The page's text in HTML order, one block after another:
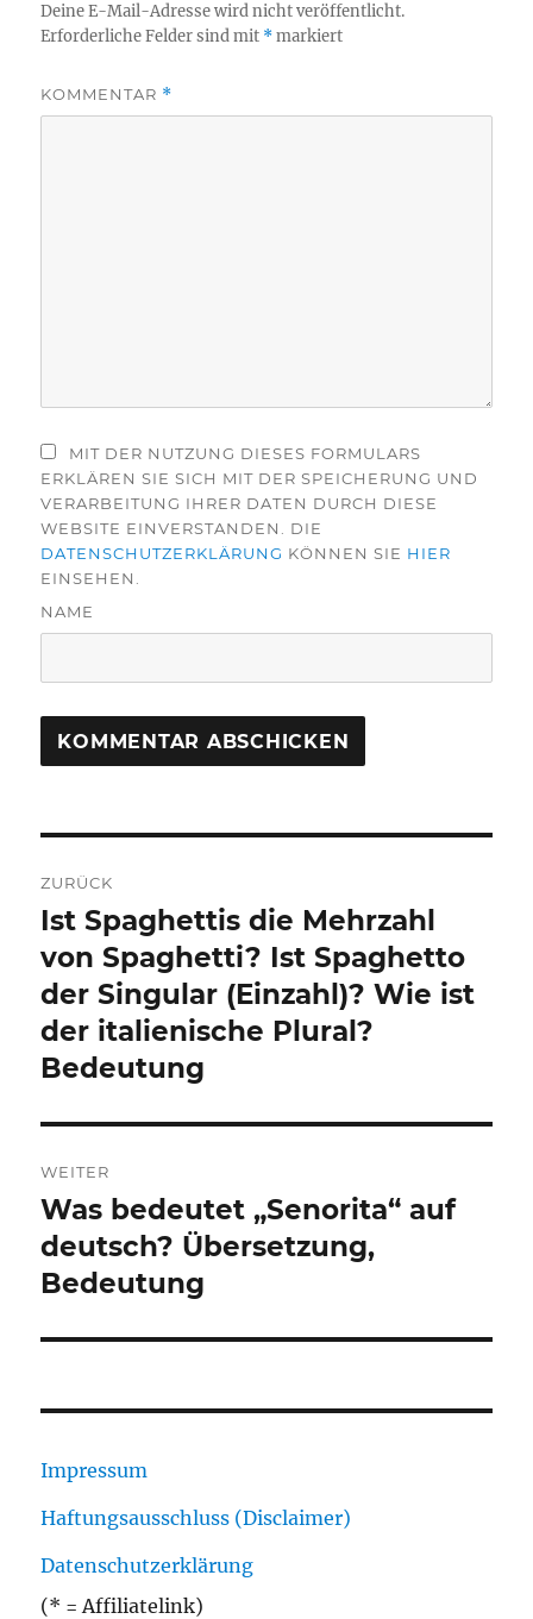
Deine E-Mail-Adresse wird nicht veröffentlicht.
Erforderliche Felder sind mit *markiert
KOMMENTAR *
MIT DER NUTZUNG DIESES FORMULARS
ERKLÄREN SIE SICH MIT DER SPEICHERUNG UND
VERARBEITUNG IHRER DATEN DURCH DIESE
WEBSITE EINVERSTANDEN. DIE
DATENSCHUTZERKLÄRUNG KÖNNEN SIE HIER
EINSEHEN.
NAME
ZURÜCK
Vorheriger
Beitrag:
Ist Spaghettis die Mehrzahl
von Spaghetti? Ist Spaghetto
der Singular (Einzahl)? Wie ist
der italienische Plural?
Bedeutung
WEITER
Nächster
Beitrag:
Was bedeutet „Senorita“ auf
deutsch? Übersetzung,
Bedeutung
Impressum
Haftungsausschluss (Disclaimer)
Datenschutzerklärung
(* = Affiliatelink)